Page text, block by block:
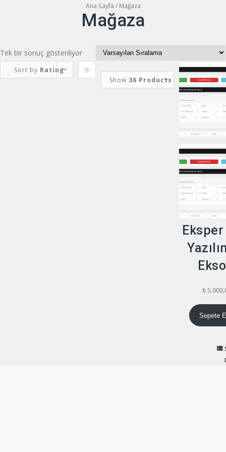
İçeriğe
geç
Ana Sayfa / Mağaza
Mağaza
Tek bir sonuç gösteriliyor
Sort by Rating
Show 36 Products
₺
Sepete